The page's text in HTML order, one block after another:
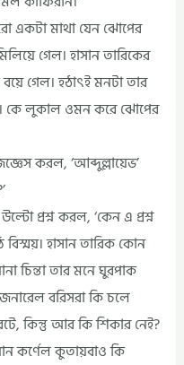
একটা মাথা যেন ঝোপের
গেল। হাসান তারিকের
গেল। হঠাৎই মনটা তার
কে লুকাল ওমন করে ঝোপের
করল, ‘আব্দুল্লায়েভ’
প্রশ্ন করল, ‘কেন এ প্রশ্ন
হাসান তারিক কোন
চিন্তা তার মনে ঘুরপাক
বরিসরা কি চলে
কিন্তু আর কি শিকার নেই?
কর্ণেল কুতায়বাও কি